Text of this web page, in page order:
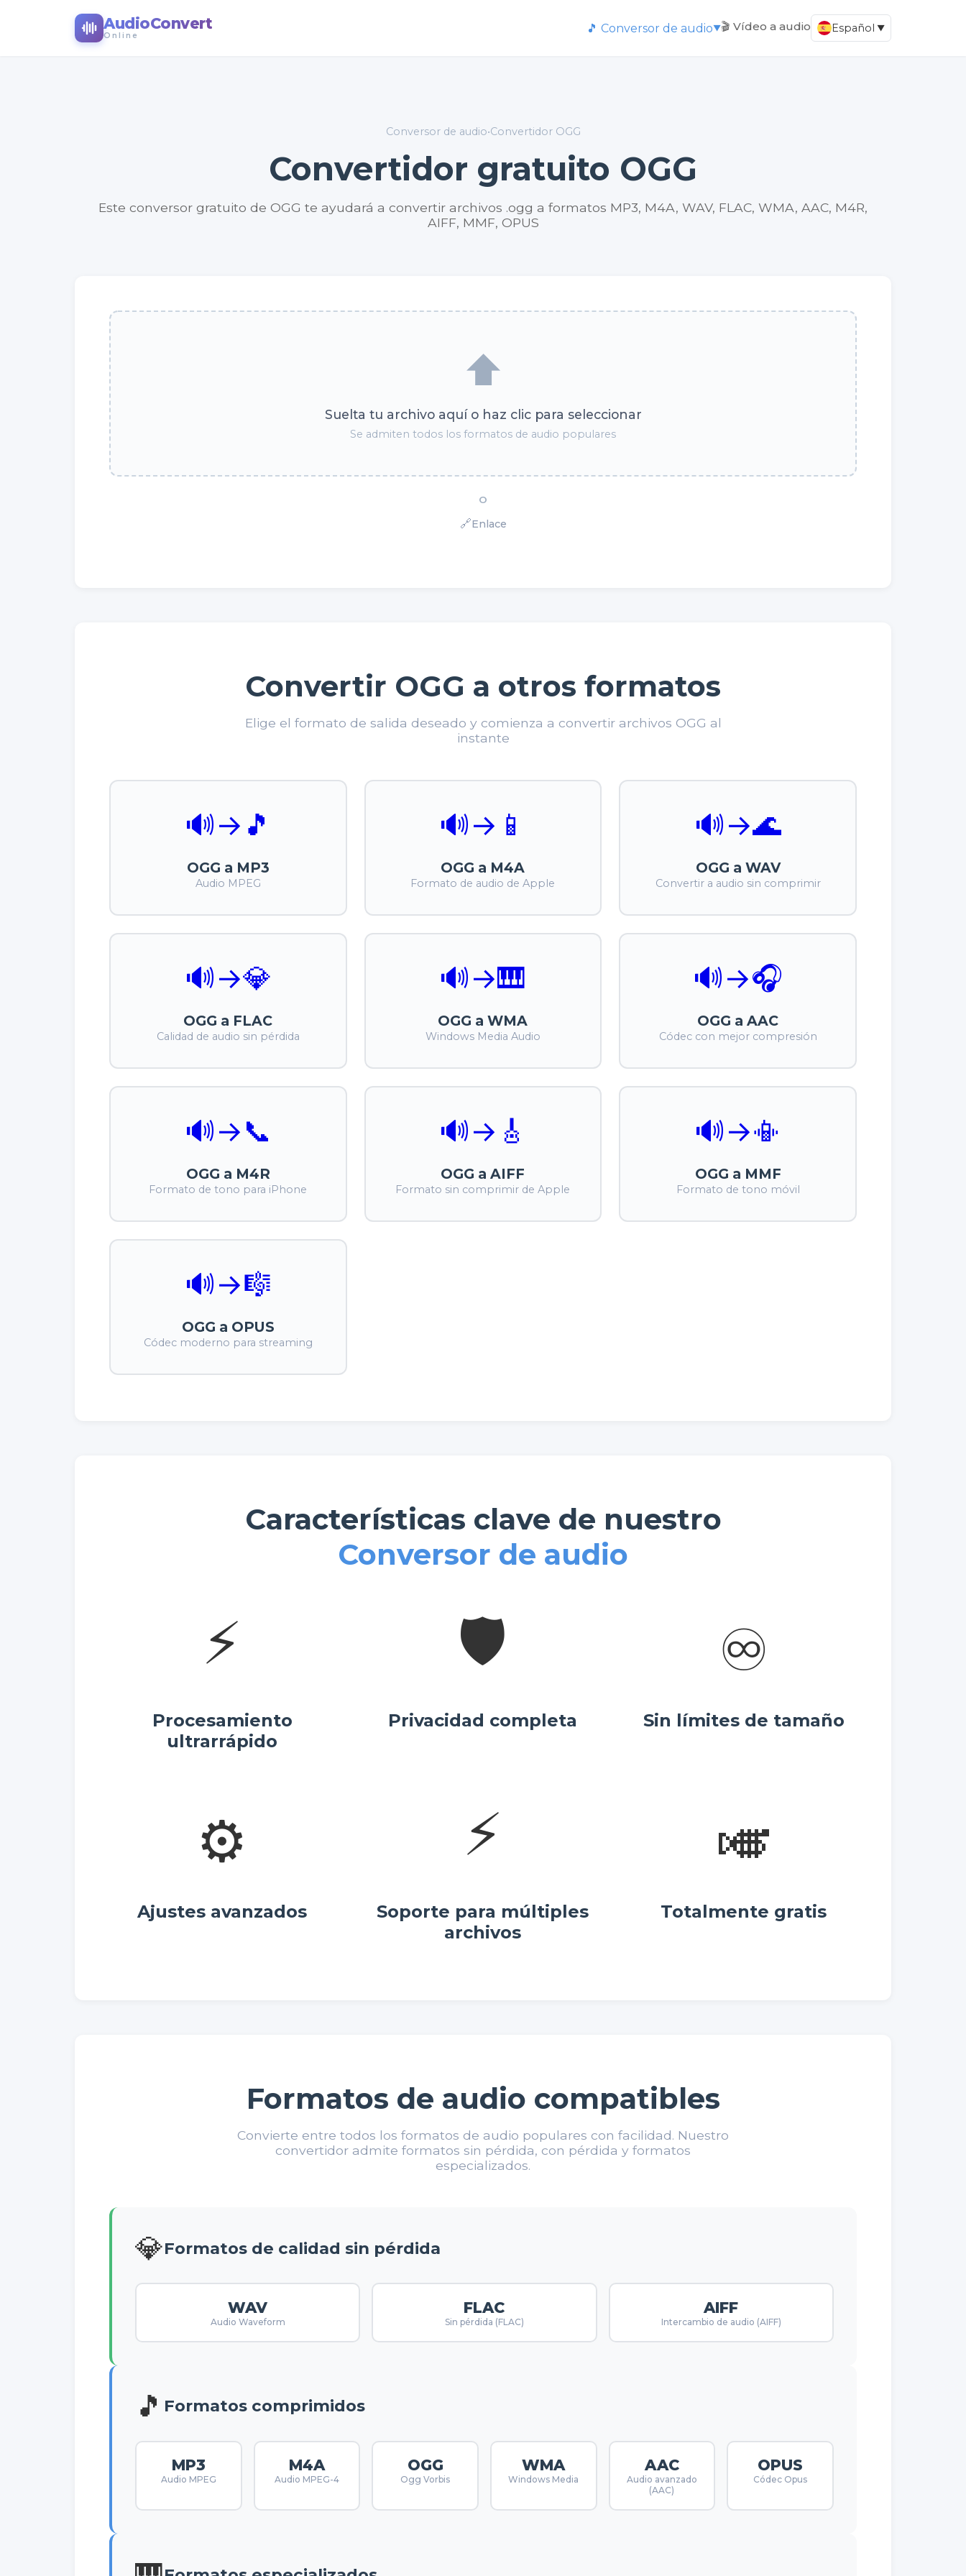
AudioConvert
Online
🎵 Conversor de audio▼🎬 Vídeo a audio Español ▼
Conversor de audio•Convertidor OGG
Convertidor gratuito OGG
Este conversor gratuito de OGG te ayudará a convertir archivos .ogg a formatos MP3, M4A, WAV, FLAC, WMA, AAC, M4R,
AIFF, MMF, OPUS
⬆️
Suelta tu archivo aquí o haz clic para seleccionar
Se admiten todos los formatos de audio populares
O
🔗Enlace
Convertir OGG a otros formatos
Elige el formato de salida deseado y comienza a convertir archivos OGG al
instante
🔊→ 🎵
OGG a MP3
Audio MPEG
🔊→ 📱
OGG a M4A
Formato de audio de Apple
🔊→🌊
OGG a WAV
Convertir a audio sin comprimir
🔊→💎
OGG a FLAC
Calidad de audio sin pérdida
🔊→🎹
OGG a WMA
Windows Media Audio
🔊→🎧
OGG a AAC
Códec con mejor compresión
🔊→📞
OGG a M4R
Formato de tono para iPhone
🔊→ 🎸
OGG a AIFF
Formato sin comprimir de Apple
🔊→📳
OGG a MMF
Formato de tono móvil
🔊→🎼
OGG a OPUS
Códec moderno para streaming
Características clave de nuestro
Conversor de audio
⚡
Procesamiento
ultrarrápido
🛡️
Privacidad completa
♾️
Sin límites de tamaño
⚙️
Ajustes avanzados
⚡
Soporte para múltiples
archivos
🎺
Totalmente gratis
Formatos de audio compatibles
Convierte entre todos los formatos de audio populares con facilidad. Nuestro
convertidor admite formatos sin pérdida, con pérdida y formatos
especializados.
💎Formatos de calidad sin pérdida
WAV
Audio Waveform
FLAC
Sin pérdida (FLAC)
AIFF
Intercambio de audio (AIFF)
🎵 Formatos comprimidos
MP3
Audio MPEG
M4A
Audio MPEG-4
OGG
Ogg Vorbis
WMA
Windows Media
AAC
Audio avanzado
(AAC)
OPUS
Códec Opus